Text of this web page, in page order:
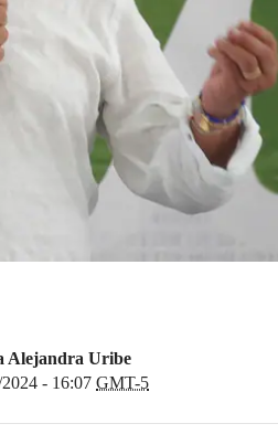
Alejandra Uribe
- 16:07 GMT-5